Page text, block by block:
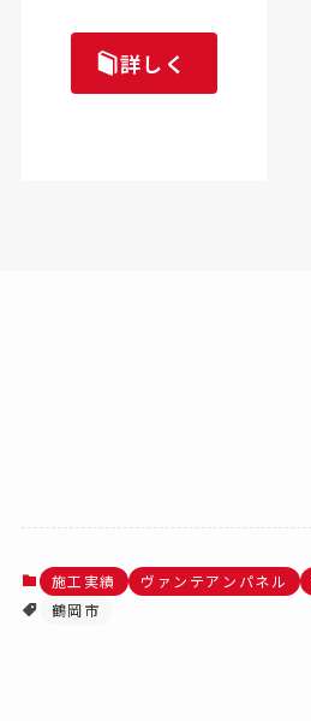
詳しく
施工実績 ヴァンテアンパネル
鶴岡市